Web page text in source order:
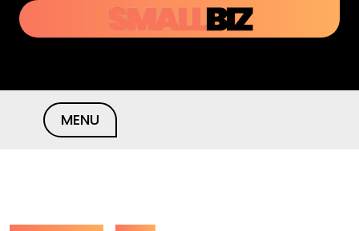
content
MENU